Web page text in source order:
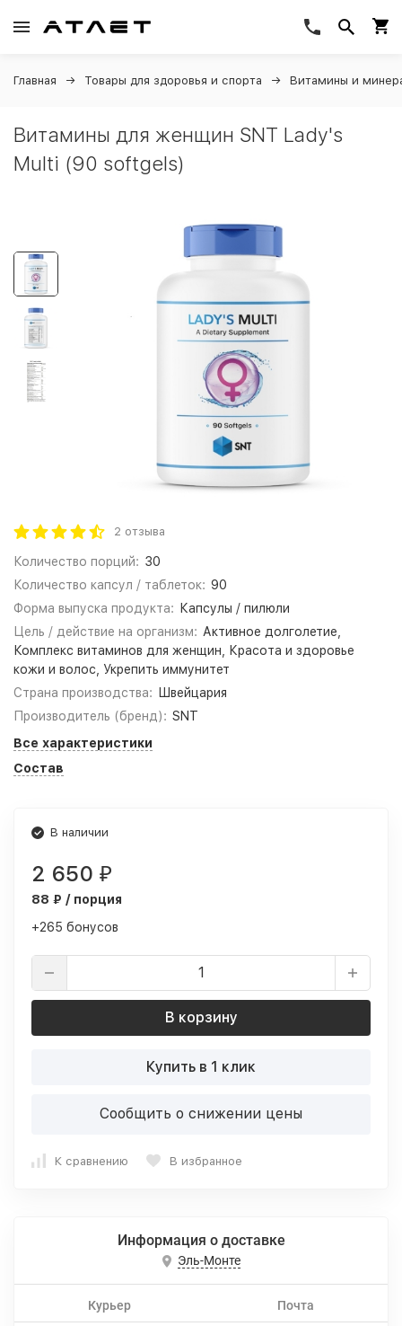
Главная Товары для здоровья и спорта Витамины и
Витамины для женщин SNT Lady's
Multi (90 softgels)
2 отзыва
Количество порций: 30
Количество капсул / таблеток: 90
Форма выпуска продукта:
Капсулы / пилюли
Цель / действие на организм: Активное долголетие,
Комплекс витаминов для женщин, Красота и здоровье
кожи и волос, Укрепить иммунитет
Страна производства:
Швейцария
Производитель (бренд): SNT
Все характеристики
Состав
В наличии
2 650 ₽
88 ₽ / порция
+265 бонусов
В корзину
Купить в 1 клик
Сообщить о снижении цены
К сравнению В избранное
Информация о доставке
Эль-Монте
Курьер Почта